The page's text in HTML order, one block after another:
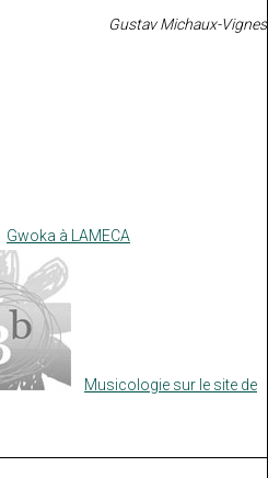
Gustav Michaux-Vignes
Gwoka à LAMECA
Musicologie sur le site de